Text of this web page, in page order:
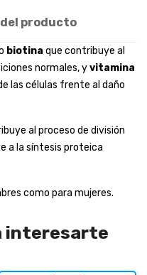
producto
biotina que contribuye al
normales, yvitamina
las células frente al daño
al proceso de división
a la síntesis proteica
como para mujeres.
interesarte